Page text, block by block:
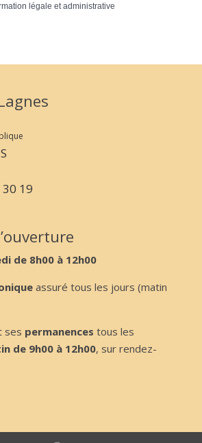
légale et administrative
19
de 8h00 à 12h00
assuré tous les jours (matin
ses permanences tous les
de 9h00 à 12h00, sur rendez-